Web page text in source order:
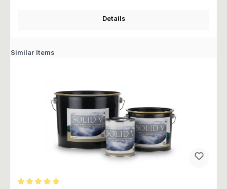
Details
Similar Items